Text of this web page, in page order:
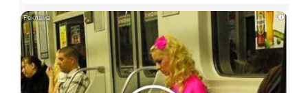
i